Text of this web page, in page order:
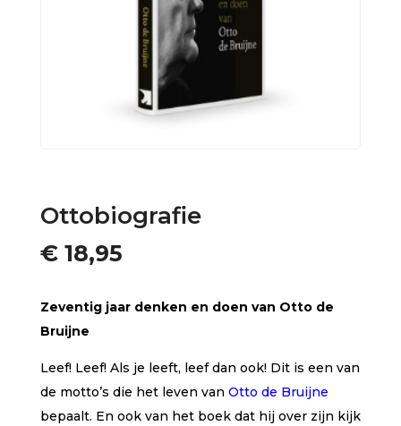
Ottobiografie
€18,95
Zeventig jaar denken en doen van Otto de
Bruijne
Leef! Leef! Als je leeft, leef dan ook! Dit is een van
de motto’s die het leven van Otto de Bruijne
bepaalt. En ook van het boek dat hij over zijn kijk